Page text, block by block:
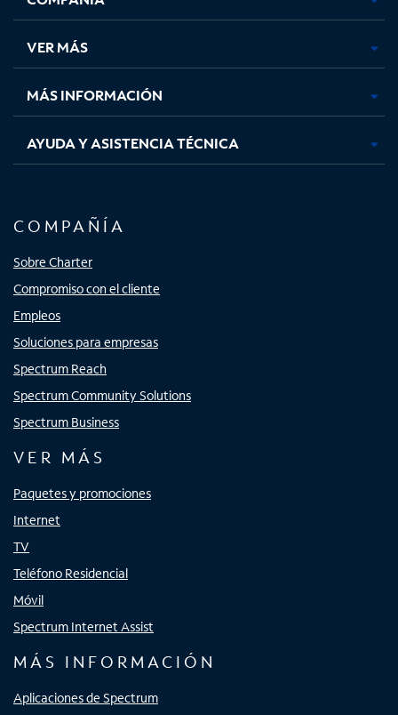
en
pestaña
nueva
en
pestaña
nueva
en
pestaña
nueva
en
nueva
VER MÁS
MÁS INFORMACIÓN
AYUDA Y ASISTENCIA TÉCNICA
COMPAÑÍA
Sobre Charter
Compromiso con el cliente
Empleos
Soluciones para empresas
Spectrum Reach
Spectrum Community Solutions
Spectrum Business
VER MÁS
Paquetes y promociones
Internet
TV
Teléfono Residencial
Móvil
Spectrum Internet Assist
MÁS INFORMACIÓN
Aplicaciones de Spectrum